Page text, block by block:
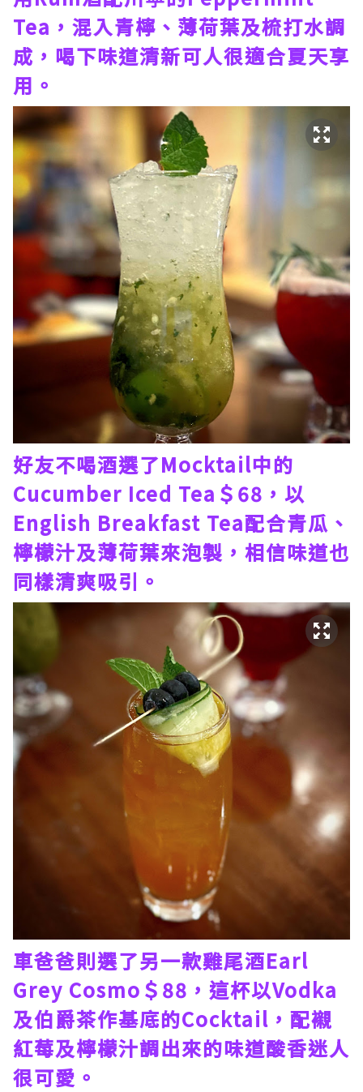
Tea，混入青檸、薄荷葉及梳打水調
成，喝下味道清新可人很適合夏天享
用。
好友不喝酒選了Mocktail中的
Cucumber Iced Tea＄68，以
English Breakfast Tea配合青瓜、
檸檬汁及薄荷葉來泡製，相信味道也
同樣清爽吸引。
車爸爸則選了另一款雞尾酒Earl
Grey Cosmo＄88，這杯以Vodka
及伯爵茶作基底的Cocktail，配襯
紅莓及檸檬汁調出來的味道酸香迷人
很可愛。